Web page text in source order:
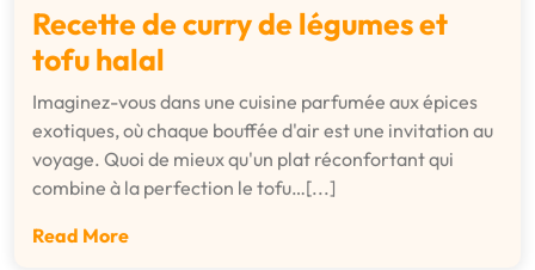
Recette de curry de légumes et
tofu halal
Imaginez-vous dans une cuisine parfumée aux épices
exotiques, où chaque bouffée d'air est une invitation au
voyage. Quoi de mieux qu'un plat réconfortant qui
combine à la perfection le tofu…[...]
Read More